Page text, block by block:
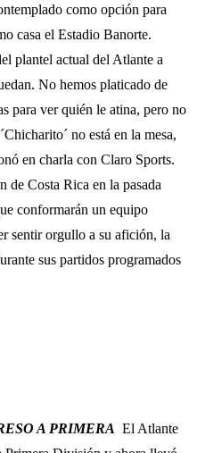
como opción para
casa el Estadio Banorte.
plantel actual del Atlante a
No hemos platicado de
para ver quién le atina, pero no
no está en la mesa,
en charla con Claro Sports.
de Costa Rica en la pasada
conformarán un equipo
sentir orgullo a su afición, la
sus partidos programados
A PRIMERA El Atlante